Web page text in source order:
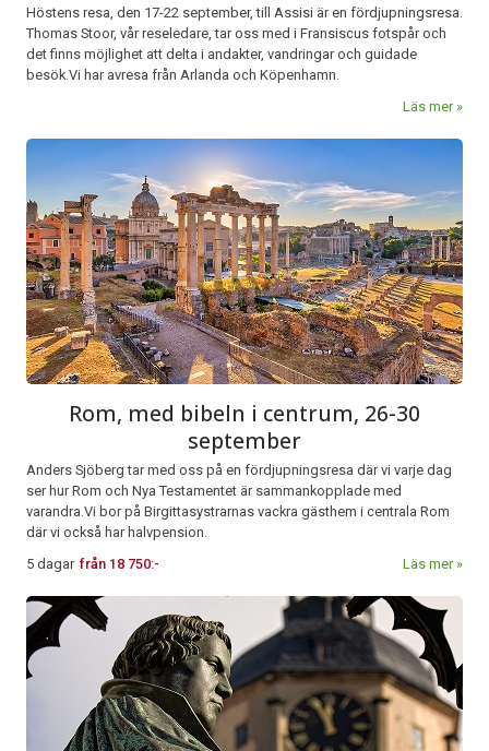
Höstens resa, den 17-22 september, till Assisi är en fördjupningsresa.
Thomas Stoor, vår reseledare, tar oss med i Fransiscus fotspår och
det finns möjlighet att delta i andakter, vandringar och guidade
besök.Vi har avresa från Arlanda och Köpenhamn.
Läs mer
Rom, med bibeln i centrum, 26-30
september
Anders Sjöberg tar med oss på en fördjupningsresa där vi varje dag
ser hur Rom och Nya Testamentet är sammankopplade med
varandra.Vi bor på Birgittasystrarnas vackra gästhem i centrala Rom
där vi också har halvpension.
5 dagar från 18 750:- Läs mer